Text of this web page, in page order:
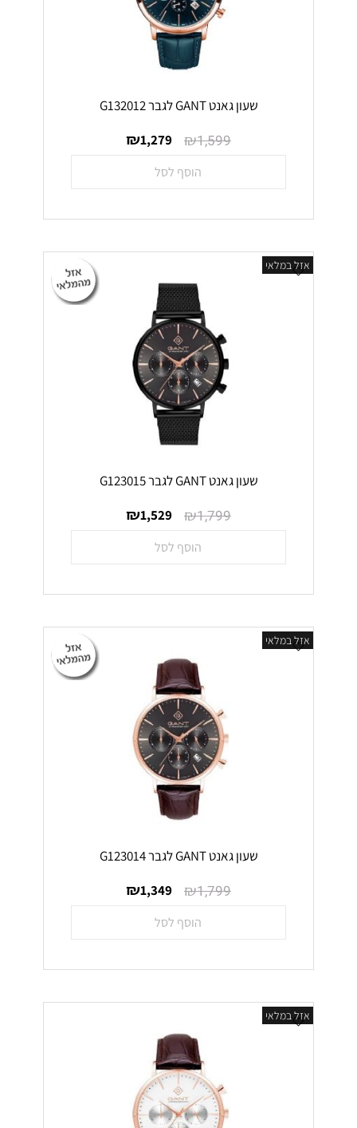
שעון גאנט GANT לגבר G132012
₪1,599
₪1,279
הוסף לסל
אזל במלאי
שעון גאנט GANT לגבר G123015
₪1,799
₪1,529
הוסף לסל
אזל במלאי
שעון גאנט GANT לגבר G123014
₪1,799
₪1,349
הוסף לסל
אזל במלאי